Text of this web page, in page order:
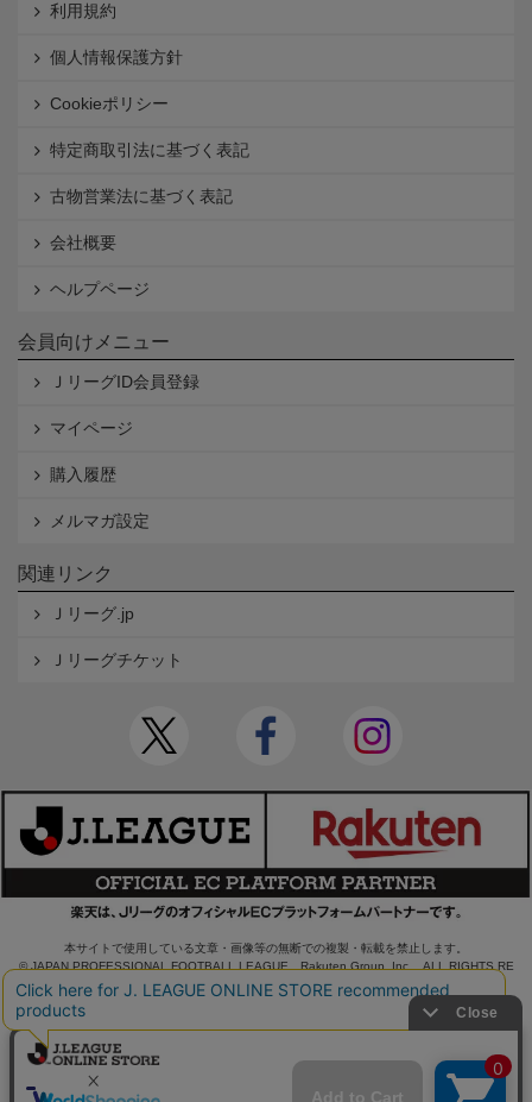
利用規約
個人情報保護方針
Cookieポリシー
特定商取引法に基づく表記
古物営業法に基づく表記
会社概要
ヘルプページ
会員向けメニュー
ＪリーグID会員登録
マイページ
購入履歴
メルマガ設定
関連リンク
Ｊリーグ.jp
Ｊリーグチケット
本サイトで使用している文章・画像等の無断での複製・転載を禁止します。
© JAPAN PROFESSIONAL FOOTBALL LEAGUE Rakuten Group, Inc. ALL RIGHTS RE
SERVED.